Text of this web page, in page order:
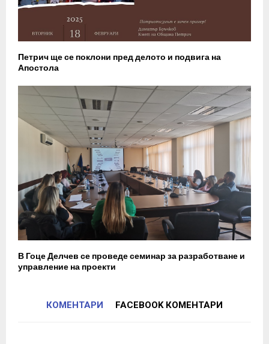
Петрич ще се поклони пред делото и подвига на
Апостола
В Гоце Делчев се проведе семинар за разработване и
управление на проекти
КОМЕНТАРИ FACEBOOK КОМЕНТАРИ